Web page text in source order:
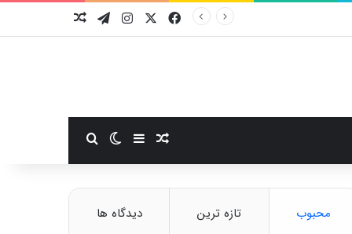
فیسبوکایکس اینستاگرام
تلگرام
نوشته تصادفی
سایدبارتغییر پوسته
محبوب تازه ترین دیدگاه ها